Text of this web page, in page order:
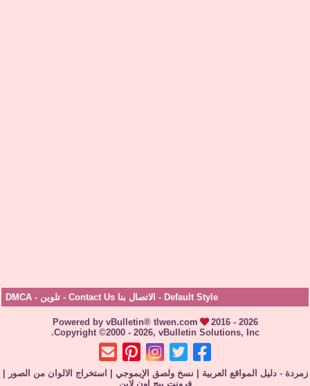
Default Style
- الاتصال بنا Contact Us - تلوين -
DMCA
Powered by vBulletin® tlwen.com
2016 - 2026
Copyright ©2000 - 2026, vBulletin Solutions, Inc.
زمردة - دليل المواقع العربية نسخ ولصق الإيموجي استخراج الالوان من الصور
فرونت بيج اون لاين